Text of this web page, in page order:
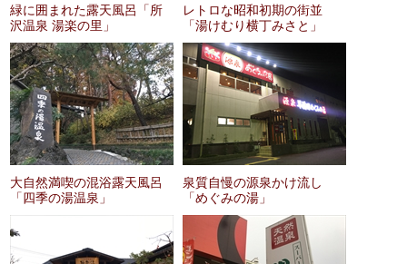
緑に囲まれた露天風呂「所
沢温泉 湯楽の里」
レトロな昭和初期の街並
「湯けむり横丁みさと」
大自然満喫の混浴露天風呂
「四季の湯温泉」
泉質自慢の源泉かけ流し
「めぐみの湯」